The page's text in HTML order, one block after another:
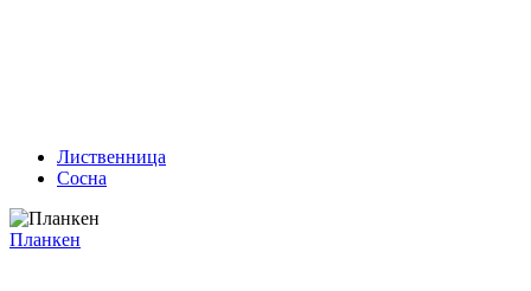
Лиственница
Сосна
Планкен